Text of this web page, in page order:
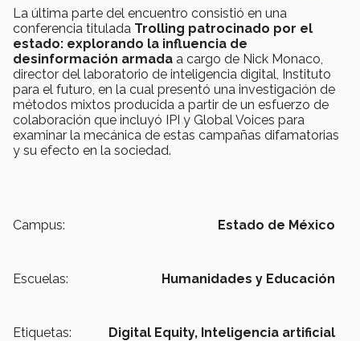
La última parte del encuentro consistió en una
conferencia titulada Trolling patrocinado por el
estado: explorando la influencia de
desinformación armada a cargo de Nick Monaco,
director del laboratorio de inteligencia digital, Instituto
para el futuro, en la cual presentó una investigación de
métodos mixtos producida a partir de un esfuerzo de
colaboración que incluyó IPI y Global Voices para
examinar la mecánica de estas campañas difamatorias
y su efecto en la sociedad.
Campus: Estado de México
Escuelas: Humanidades y Educación
Etiquetas: Digital Equity, Inteligencia artificial